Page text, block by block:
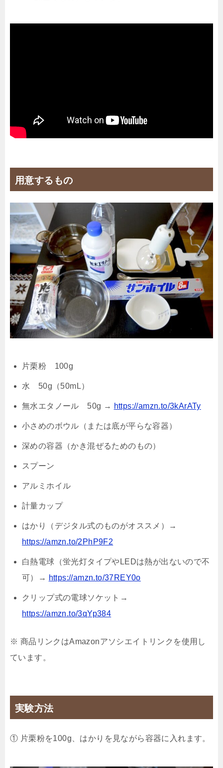
用意するもの
片栗粉 100g
水 50g（50mL）
無水エタノール 50g → https://amzn.to/3kArATy
小さめのボウル（または底が平らな容器）
深めの容器（かき混ぜるためのもの）
スプーン
アルミホイル
計量カップ
はかり（デジタル式のものがオススメ）→
https://amzn.to/2PhP9F2
白熱電球（蛍光灯タイプやLEDは熱が出ないので不
可）→ https://amzn.to/37REY0o
クリップ式の電球ソケット→
https://amzn.to/3qYp384
※ 商品リンクはAmazonアソシエイトリンクを使用し
ています。
実験方法
① 片栗粉を100g、はかりを見ながら容器に入れます。